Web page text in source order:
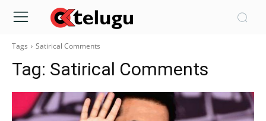
Tags Satirical Comments
Tag: Satirical Comments